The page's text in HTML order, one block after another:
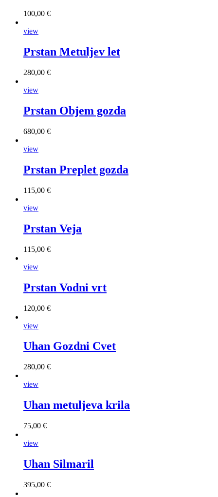
100,00 €
view
Prstan Metuljev let
280,00 €
view
Prstan Objem gozda
680,00 €
view
Prstan Preplet gozda
115,00 €
view
Prstan Veja
115,00 €
view
Prstan Vodni vrt
120,00 €
view
Uhan Gozdni Cvet
280,00 €
view
Uhan metuljeva krila
75,00 €
view
Uhan Silmaril
395,00 €